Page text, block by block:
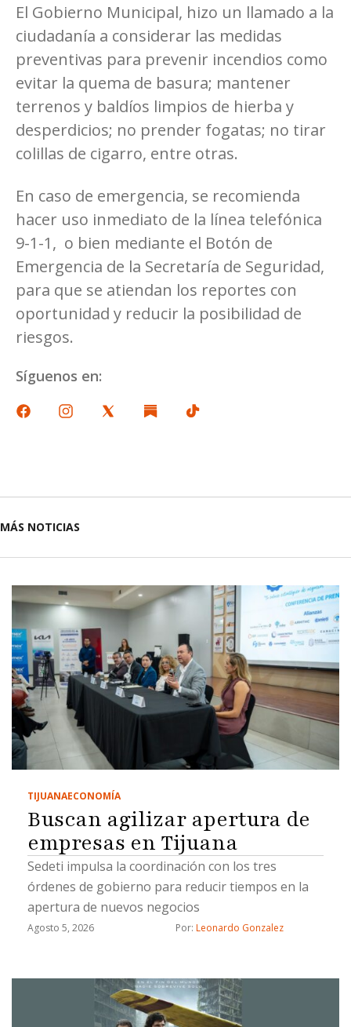
El Gobierno Municipal, hizo un llamado a la
ciudadanía a considerar las medidas
preventivas para prevenir incendios como
evitar la quema de basura; mantener
terrenos y baldíos limpios de hierba y
desperdicios; no prender fogatas; no tirar
colillas de cigarro, entre otras.
En caso de emergencia, se recomienda
hacer uso inmediato de la línea telefónica
9-1-1, o bien mediante el Botón de
Emergencia de la Secretaría de Seguridad,
para que se atiendan los reportes con
oportunidad y reducir la posibilidad de
riesgos.
Síguenos en:
MÁS NOTICIAS
TIJUANAECONOMÍA
Buscan agilizar apertura de
empresas en Tijuana
Sedeti impulsa la coordinación con los tres
órdenes de gobierno para reducir tiempos en la
apertura de nuevos negocios
Agosto 5, 2026 Por: Leonardo Gonzalez